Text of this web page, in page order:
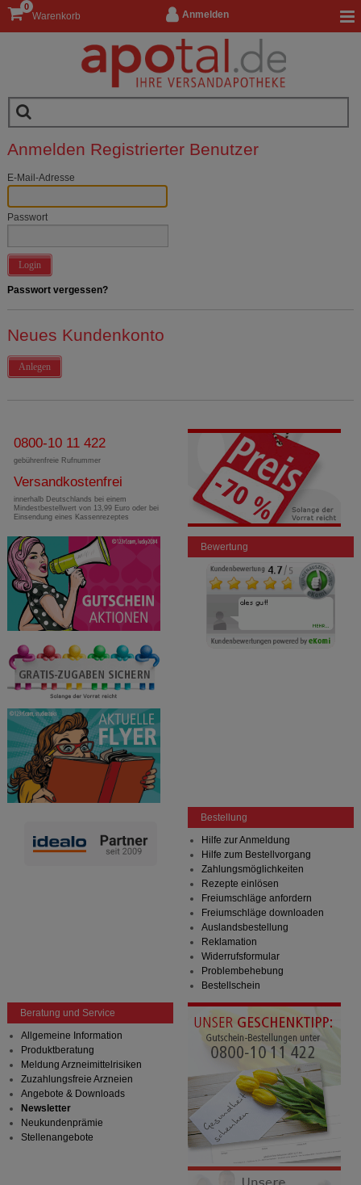
Anmelden
Warenkorb
0
Anmelden Registrierter Benutzer
E-Mail-Adresse
Passwort
Login
Passwort vergessen?
Neues Kundenkonto
Anlegen
0800-10 11 422
gebührenfreie Rufnummer
Versandkostenfrei
innerhalb Deutschlands bei einem
Mindestbestellwert von 13,99 Euro oder bei
Einsendung eines Kassenrezeptes
Bewertung
Bestellung
Hilfe zur Anmeldung
Hilfe zum Bestellvorgang
Zahlungsmöglichkeiten
Rezepte einlösen
Freiumschläge anfordern
Freiumschläge downloaden
Auslandsbestellung
Reklamation
Widerrufsformular
Problembehebung
Bestellschein
Beratung und Service
Allgemeine Information
Produktberatung
Meldung Arzneimittelrisiken
Zuzahlungsfreie Arzneien
Angebote & Downloads
Newsletter
Neukundenprämie
Stellenangebote